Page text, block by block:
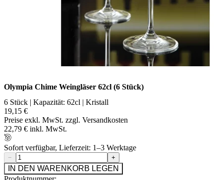
Olympia Chime Weingläser 62cl (6 Stück)
6 Stück | Kapazität: 62cl | Kristall
19,15 €
Preise exkl. MwSt. zzgl. Versandkosten
22,79 € inkl. MwSt.
Sofort verfügbar, Lieferzeit: 1–3 Werktage
− +
IN DEN WARENKORB LEGEN